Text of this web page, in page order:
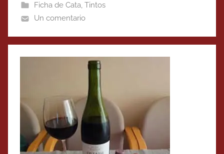
Ficha de Cata, Tintos
Un comentario